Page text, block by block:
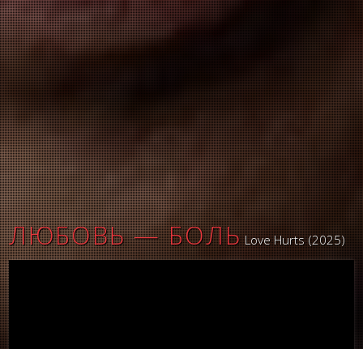
ЛЮБОВЬ — БОЛЬ Love Hurts (2025)